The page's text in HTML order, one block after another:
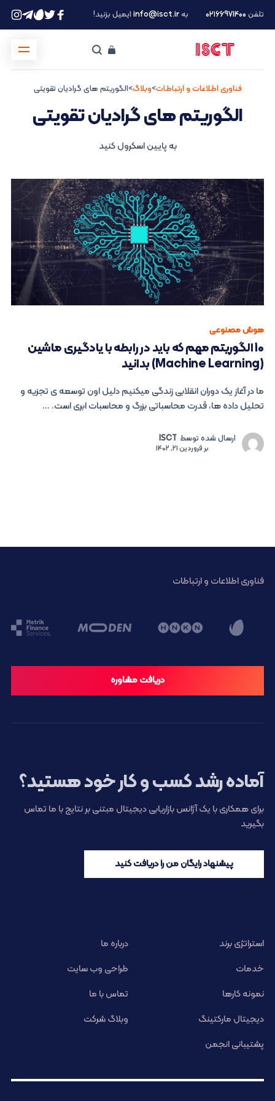
تلفن ۰۲۱66971400 بهinfo@isct.irایمیل بزنید!
فناوری اطلاعات و ارتباطات>وبلاگ>الگوریتم های گرادیان تقویتی
الگوریتم های گرادیان تقویتی
به پایین اسکرول کنید
هوش مصنوعی
10 الگوریتم مهم که باید در رابطه با یادگیری ماشین
(Machine Learning) بدانید
ما در آغاز یک دوران انقلابی زندگی میکنیم دلیل اون توسعه ی تجزیه و
تحلیل داده ها، قدرت محاسباتی بزرگ و محاسبات ابری است. ...
ارسال شده توسط ISCT
برفروردین 21, 1402
فناوری اطلاعات و ارتباطات
دریافت مشاوره
آماده رشد کسب و کار خود هستید؟
برای همکاری با یک آژانس بازاریابی دیجیتال مبتنی بر نتایج با ما تماس
بگیرید
پیشنهاد رایگان من را دریافت کنید
استراتژی برند
درباره ما
خدمات
طراحی وب سایت
نمونه کارها
تماس با ما
دیجیتال مارکتینگ
وبلاگ شرکت
پشتیبانی انجمن